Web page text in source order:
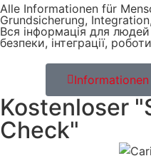
Alle Informationen für
Grundsicherung,
Вся інформація для
безпеки, інтеграції,
Kostenloser
Check"